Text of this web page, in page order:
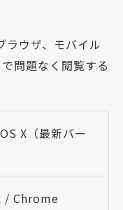
ウザ、モバイル
問題なく閲覧する
X（最新バー
/ Chrome